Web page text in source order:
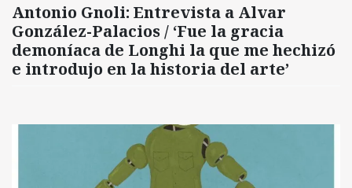
Antonio Gnoli: Entrevista a Alvar
González-Palacios / ‘Fue la gracia
demoníaca de Longhi la que me hechizó
e introdujo en la historia del arte’